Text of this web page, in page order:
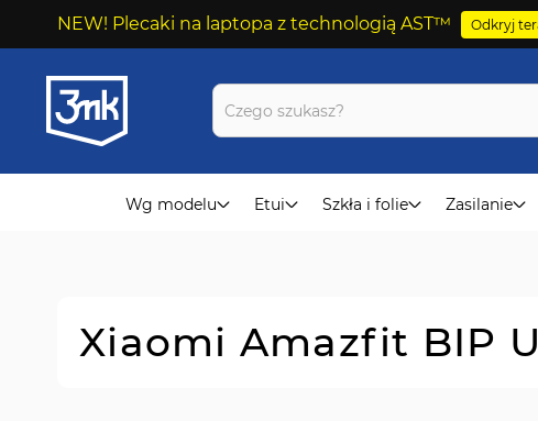
NEW! Plecaki na laptopa z technologią AST™ Odkryj
Przejdź
do
treści
Wg modelu Etui Szkła i folie Zasilanie
Xiaomi Amazfit BIP